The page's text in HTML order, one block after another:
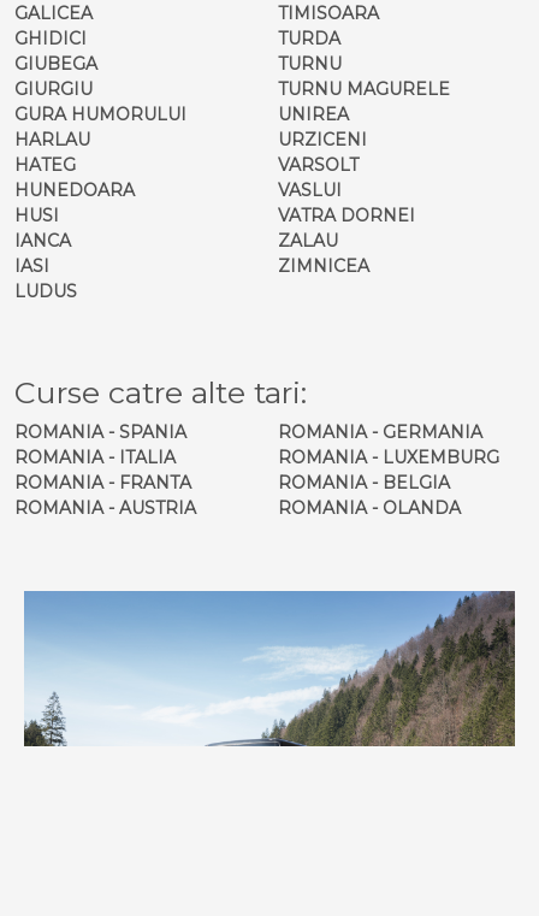
GALICEA
GHIDICI
GIUBEGA
GIURGIU
GURA HUMORULUI
HARLAU
HATEG
HUNEDOARA
HUSI
IANCA
IASI
LUDUS
TIMISOARA
TURDA
TURNU
TURNU MAGURELE
UNIREA
URZICENI
VARSOLT
VASLUI
VATRA DORNEI
ZALAU
ZIMNICEA
Curse catre alte tari:
ROMANIA - SPANIA
ROMANIA - ITALIA
ROMANIA - FRANTA
ROMANIA - AUSTRIA
ROMANIA - GERMANIA
ROMANIA - LUXEMBURG
ROMANIA - BELGIA
ROMANIA - OLANDA